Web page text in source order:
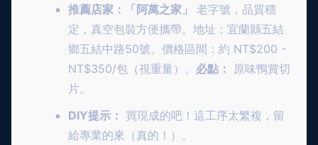
推薦店家：「阿萬之家」
老字號，品質穩
定，真空包裝方便攜帶。地址：宜蘭縣五結
鄉五結中路50號。價格區間：約 NT$200 -
NT$350/包（視重量）。 必點：
原味鴨賞切
片。
DIY提示： 買現成的吧！這工序太繁複，留
給專業的來（真的！）。